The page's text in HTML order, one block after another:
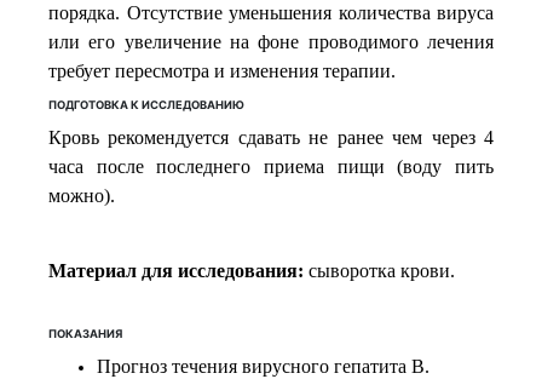
порядка. Отсутствие уменьшения количества вируса
или его увеличение на фоне проводимого лечения
требует пересмотра и изменения терапии.
ПОДГОТОВКА К ИССЛЕДОВАНИЮ
Кровь рекомендуется сдавать не ранее чем через 4
часа после последнего приема пищи (воду пить
можно).
Материал для исследования: сыворотка крови.
ПОКАЗАНИЯ
Прогноз течения вирусного гепатита В.